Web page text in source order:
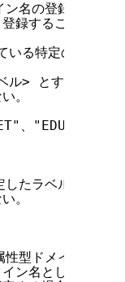
名の登録等に関
録することはでき
る特定のトップ
> とする属性型
。
、"EDU"、
たラベルを <組
。
型ドメイン名ま
ン名として、な